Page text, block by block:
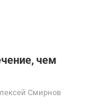
чем
Смирнов